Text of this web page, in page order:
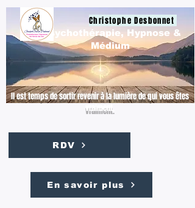
Christophe Desbonnet
Il est temps de sortir revenir à la lumière de qui vous êtes
vraiment.
Psychothérapie, Hypnose &
Médium
RDV
En savoir plus